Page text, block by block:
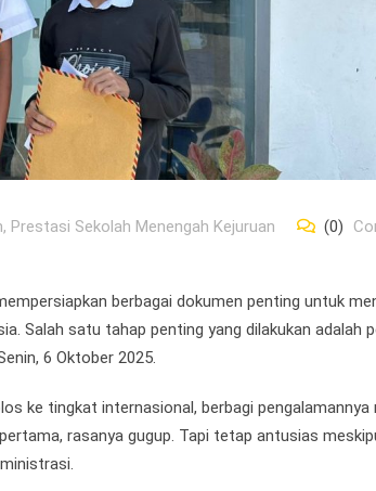
, Prestasi Sekolah Menengah Kejuruan (0)
berbagai dokumen penting untuk
Salah satu tahap penting yang dilakukan adalah
6 Oktober 2025.
ke tingkat internasional, berbagi pengalamannya
rasanya gugup. Tapi tetap antusias